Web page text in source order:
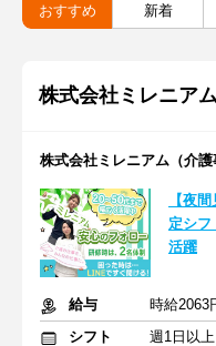
おすすめ 新着
株式会社ミレニア
株式会社ミレニアム（介護
【夜
定シ
活躍
給与
時給2063
シフト